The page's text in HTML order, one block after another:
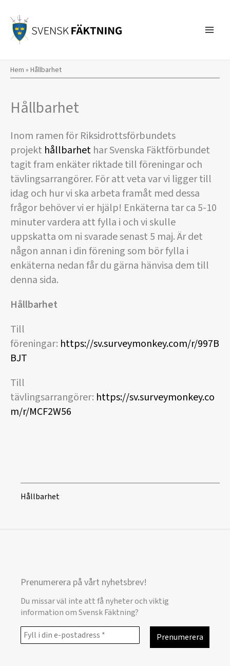
innehåll
Hem » Hållbarhet
Hållbarhet
Inom ramen för Riksidrottsförbundets
projekt hållbarhet har Svenska Fäktförbundet
tagit fram enkäter riktade till föreningar och
tävlingsarrangörer. För att veta var vi ligger till
idag och hur vi ska arbeta framåt med dessa
frågor behöver vi er hjälp! Enkäterna tar ca 5-10
minuter vardera att fylla i och vi skulle
uppskatta om ni svarade senast 5 maj. Är det
någon annan i din förening som bör fylla i
enkäterna nedan får du gärna hänvisa dem till
denna sida.
Hållbarhet
Till
föreningar: https://sv.surveymonkey.com/r/997B
BJT
Till
tävlingsarrangörer: https://sv.surveymonkey.co
m/r/MCF2W56
Hållbarhet
Prenumerera på vårt nyhetsbrev!
Du missar väl inte att få nyheter och viktig
information om Svensk Fäktning?